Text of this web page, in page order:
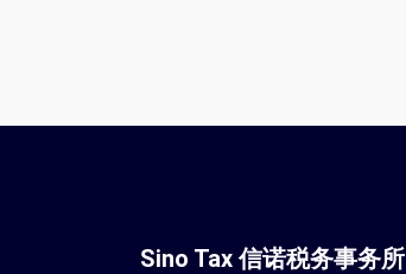
Sino Tax 信诺税务事务所